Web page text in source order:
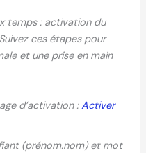
temps : activation du
ces étapes pour
et une prise en main
d’activation :Activer
(prénom.nom) et mot